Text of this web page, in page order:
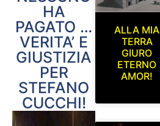
HA
PAGATO …
VERITA’ E
GIUSTIZIA
PER
STEFANO
CUCCHI!
ALLA MIA
TERRA
GIURO
ETERNO
AMOR!